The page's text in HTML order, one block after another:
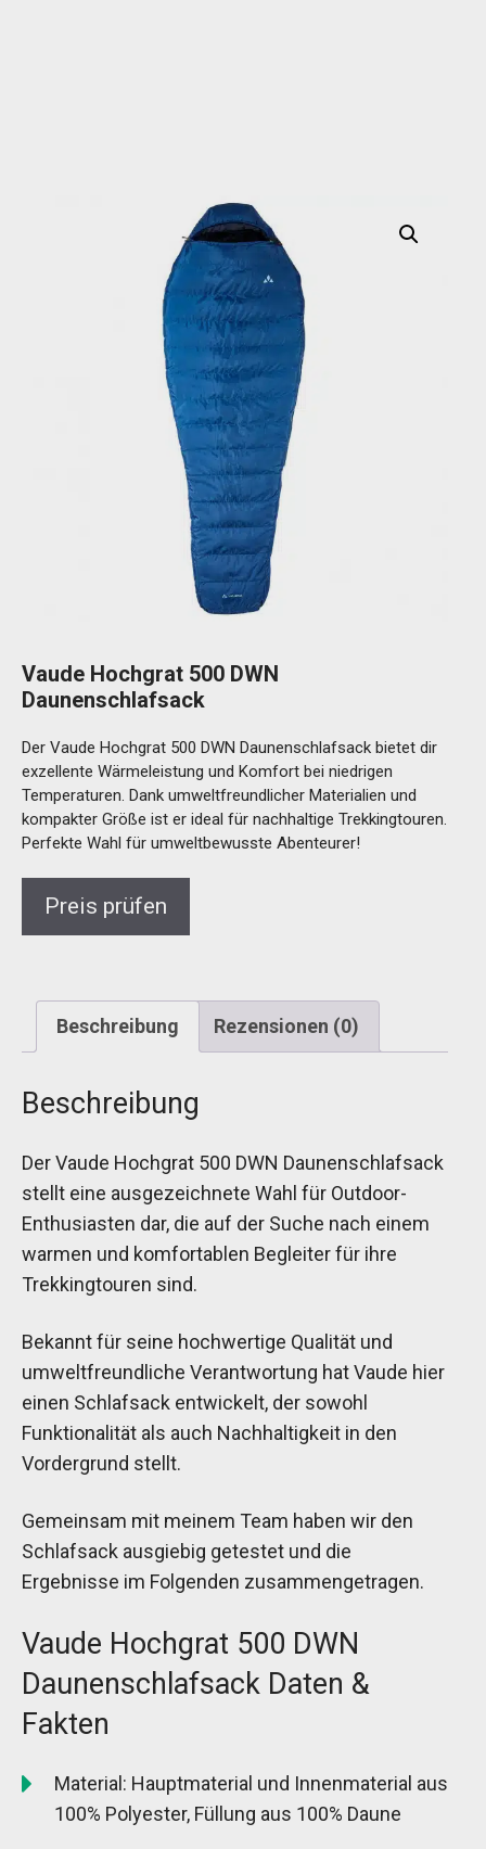
Vaude Hochgrat 500 DWN
Daunenschlafsack
Der Vaude Hochgrat 500 DWN Daunenschlafsack bietet dir
exzellente Wärmeleistung und Komfort bei niedrigen
Temperaturen. Dank umweltfreundlicher Materialien und
kompakter Größe ist er ideal für nachhaltige Trekkingtouren.
Perfekte Wahl für umweltbewusste Abenteurer!
Preis prüfen
Beschreibung Rezensionen (0)
Beschreibung
Der Vaude Hochgrat 500 DWN Daunenschlafsack
stellt eine ausgezeichnete Wahl für Outdoor-
Enthusiasten dar, die auf der Suche nach einem
warmen und komfortablen Begleiter für ihre
Trekkingtouren sind.
Bekannt für seine hochwertige Qualität und
umweltfreundliche Verantwortung hat Vaude hier
einen Schlafsack entwickelt, der sowohl
Funktionalität als auch Nachhaltigkeit in den
Vordergrund stellt.
Gemeinsam mit meinem Team haben wir den
Schlafsack ausgiebig getestet und die
Ergebnisse im Folgenden zusammengetragen.
Vaude Hochgrat 500 DWN
Daunenschlafsack Daten &
Fakten
Material: Hauptmaterial und Innenmaterial aus
100% Polyester, Füllung aus 100% Daune